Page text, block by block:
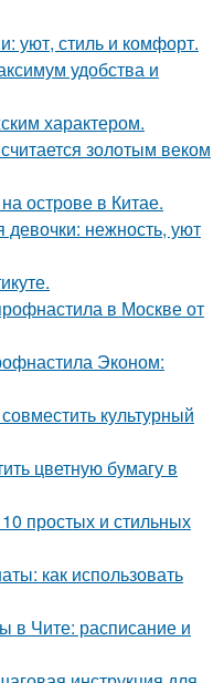
уют, стиль и комфорт.
удобства и
характером.
золотым веком
острове в Китае.
девочки: нежность, уют
в Москве от
Эконом:
культурный
цветную бумагу в
простых и стильных
как использовать
в Чите: расписание и